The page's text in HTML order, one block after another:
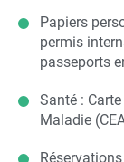
Papiers
permis
passeports
Santé :
Maladie